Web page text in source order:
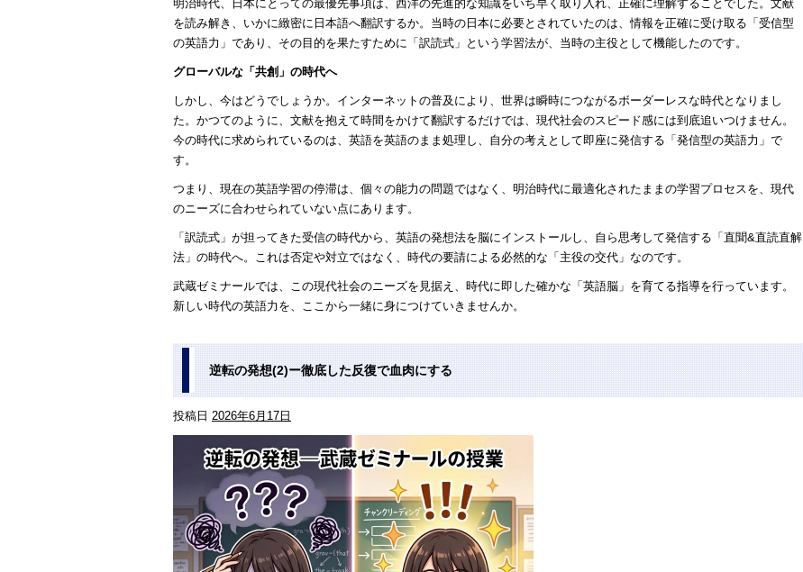
明治時代、日本にとっての最優先事項は、西洋の先進的な知識をいち早く取り入れ、正確に理解することでした。文献
を読み解き、いかに緻密に日本語へ翻訳するか。当時の日本に必要とされていたのは、情報を正確に受け取る「受信型
の英語力」であり、その目的を果たすために「訳読式」という学習法が、当時の主役として機能したのです。
グローバルな「共創」の時代へ
しかし、今はどうでしょうか。インターネットの普及により、世界は瞬時につながるボーダーレスな時代となりまし
た。かつてのように、文献を抱えて時間をかけて翻訳するだけでは、現代社会のスピード感には到底追いつけません。
今の時代に求められているのは、英語を英語のまま処理し、自分の考えとして即座に発信する「発信型の英語力」で
す。
つまり、現在の英語学習の停滞は、個々の能力の問題ではなく、明治時代に最適化されたままの学習プロセスを、現代
のニーズに合わせられていない点にあります。
「訳読式」が担ってきた受信の時代から、英語の発想法を脳にインストールし、自ら思考して発信する「直聞&直読直解
法」の時代へ。これは否定や対立ではなく、時代の要請による必然的な「主役の交代」なのです。
武蔵ゼミナールでは、この現代社会のニーズを見据え、時代に即した確かな「英語脳」を育てる指導を行っています。
新しい時代の英語力を、ここから一緒に身につけていきませんか。
逆転の発想(2)ー徹底した反復で血肉にする
投稿日 2026年6月17日